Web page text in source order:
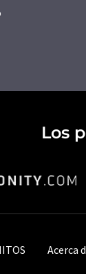
Los
Acerca